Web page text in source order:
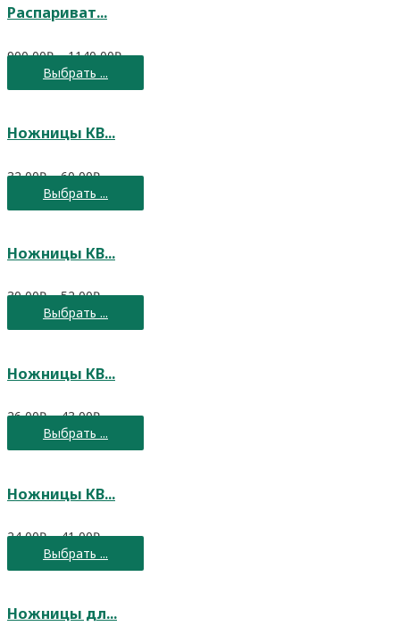
Распариват...
900,00₽–1140,00₽
Выбрать ...
Ножницы КВ...
32,00₽–60,00₽
Выбрать ...
Ножницы КВ...
30,00₽–52,00₽
Выбрать ...
Ножницы КВ...
26,00₽–43,00₽
Выбрать ...
Ножницы КВ...
24,00₽–41,00₽
Выбрать ...
Ножницы дл...